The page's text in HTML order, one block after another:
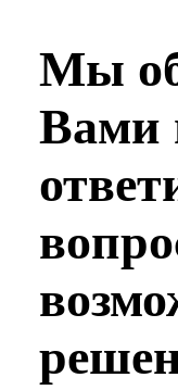
Мы
Вами